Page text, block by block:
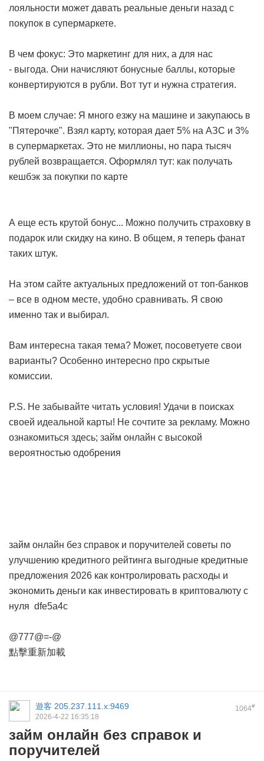
лояльности может давать реальные деньги назад с
покупок в супермаркете.
В чем фокус: Это маркетинг для них, а для нас
- выгода. Они начисляют бонусные баллы, которые
конвертируются в рубли. Вот тут и нужна стратегия.
В моем случае: Я много езжу на машине и закупаюсь в
"Пятерочке". Взял карту, которая дает 5% на АЗС и 3%
в супермаркетах. Это не миллионы, но пара тысяч
рублей возвращается. Оформлял тут: как получать
кешбэк за покупки по карте
А еще есть крутой бонус... Можно получить страховку в
подарок или скидку на кино. В общем, я теперь фанат
таких штук.
На этом сайте актуальных предложений от топ-банков
– все в одном месте, удобно сравнивать. Я свою
именно так и выбирал.
Вам интересна такая тема? Может, посоветуете свои
варианты? Особенно интересно про скрытые
комиссии.
P.S. Не забывайте читать условия! Удачи в поисках
своей идеальной карты! Не сочтите за рекламу. Можно
ознакомиться здесь; займ онлайн с высокой
вероятностью одобрения
займ онлайн без справок и поручителей советы по
улучшению кредитного рейтинга выгодные кредитные
предложения 2026 как контролировать расходы и
экономить деньги как инвестировать в криптовалюту с
нуля dfe5a4c
@777@=-@
點擊重新加載
1064#
遊客 205.237.111.x:9469
2026-4-22 16:35:18
займ онлайн без справок и
поручителей